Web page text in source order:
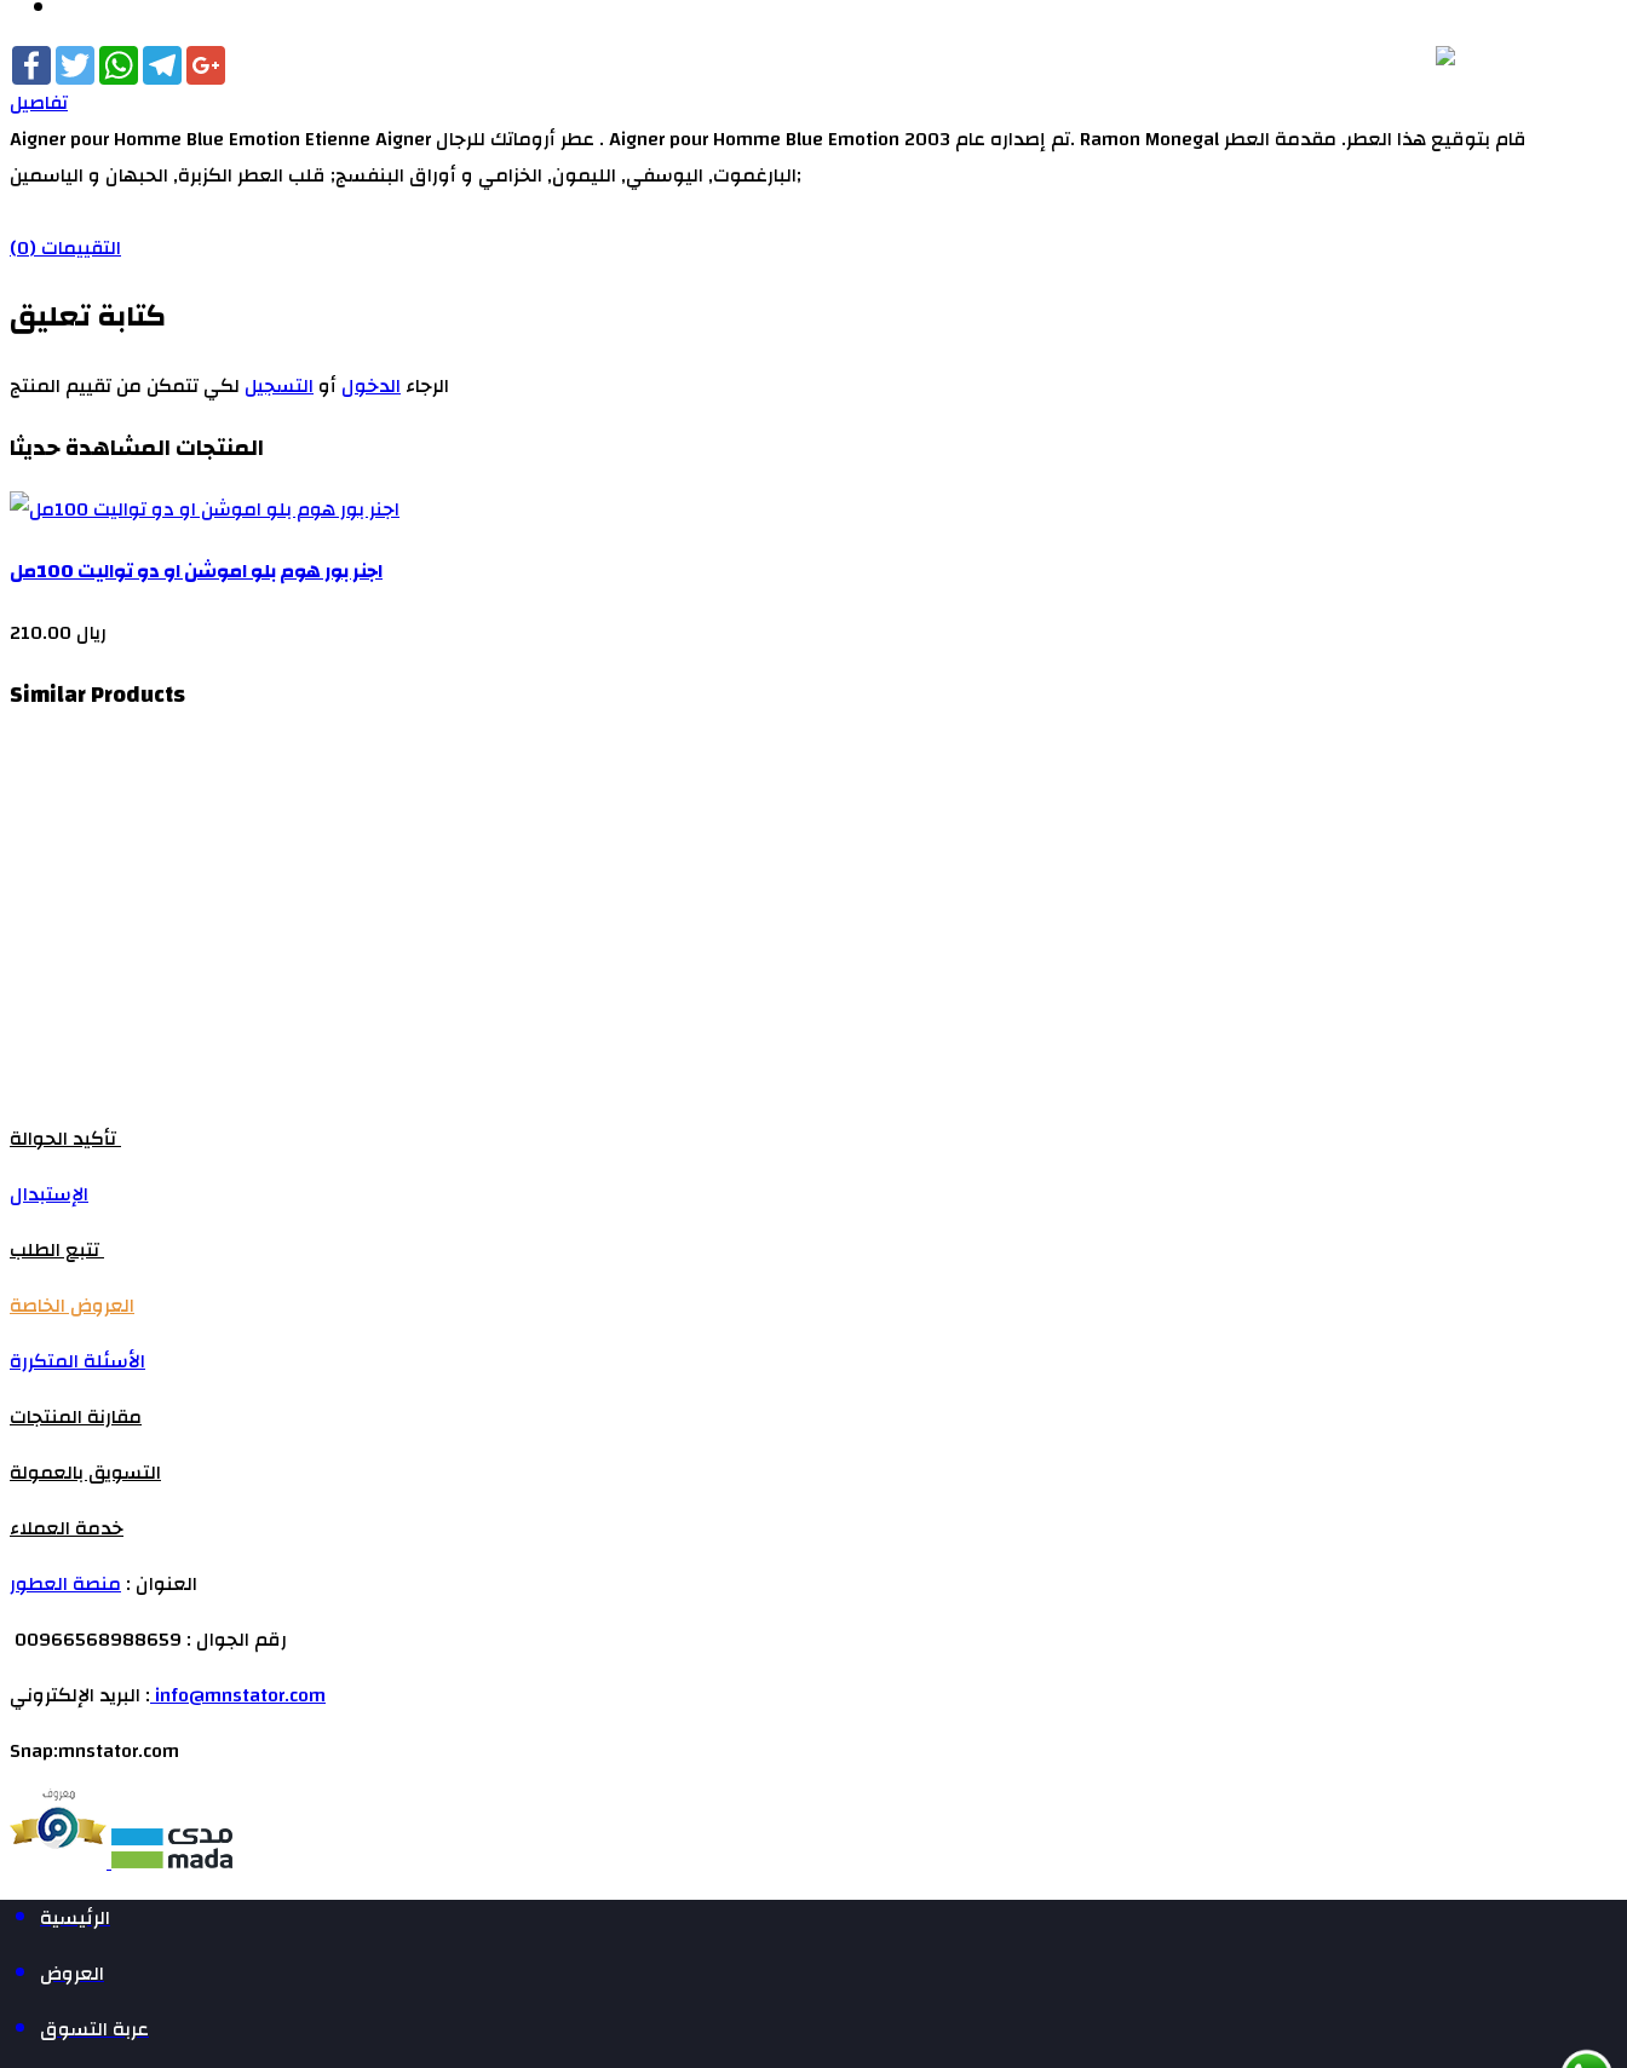
Facebook
TwitterWhatsApp
Telegram
تفاصيل
Aigner pour Homme Blue Emotion Etienne Aigner عطر أروماتك للرجال . Aigner pour Homme Blue Emotion تم إصداره عام 2003. Ramon Monegal قام بتوقيع هذا العطر. مقدمة العطر
البارغموت, اليوسفي, الليمون, الخزامي و أوراق البنفسج; قلب العطر الكزبرة, الحبهان و الياسمين;
التقييمات (0)
كتابة تعليق
الرجاءالدخولأوالتسجيل لكي تتمكن من تقييم المنتج
المنتجات المشاهدة حديثا
اجنر بور هوم بلو اموشن او دو تواليت 100مل
210.00 ريال
Similar Products
تأكيد الحوالة
الإستبدال
تتبع الطلب
العروض الخاصة
الأسئلة المتكررة
مقارنة المنتجات
التسويق بالعمولة
خدمة العملاء
العنوان :منصة العطور
رقم الجوال : 00966568988659
البريد الإلكتروني :info@mnstator.com
Snap:mnstator.com
الرئيسية
العروض
عربة التسوق